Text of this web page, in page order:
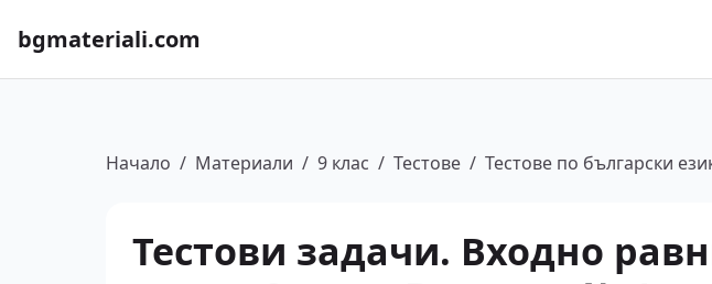
bgmateriali.com
Начало / Материали / 9 клас / Тестове / Тестове по български
Тестови задачи. Входно